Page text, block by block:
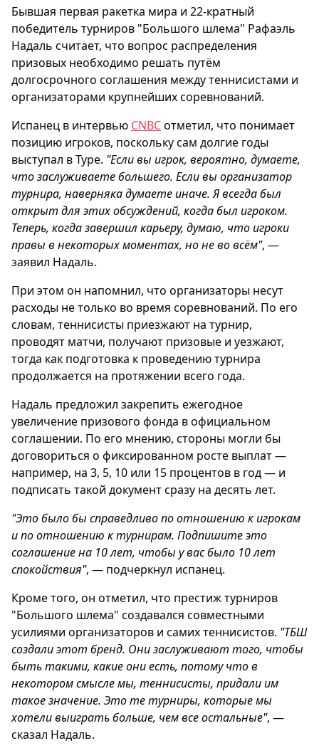
Бывшая первая ракетка мира и 22-кратный
победитель турниров "Большого шлема" Рафаэль
Надаль считает, что вопрос распределения
призовых необходимо решать путём
долгосрочного соглашения между теннисистами и
организаторами крупнейших соревнований.
Испанец в интервью CNBCотметил, что понимает
позицию игроков, поскольку сам долгие годы
выступал в Туре. "Если вы игрок, вероятно, думаете,
что заслуживаете большего. Если вы организатор
турнира, наверняка думаете иначе. Я всегда был
открыт для этих обсуждений, когда был игроком.
Теперь, когда завершил карьеру, думаю, что игроки
правы в некоторых моментах, но не во всём", —
заявил Надаль.
При этом он напомнил, что организаторы несут
расходы не только во время соревнований. По его
словам, теннисисты приезжают на турнир,
проводят матчи, получают призовые и уезжают,
тогда как подготовка к проведению турнира
продолжается на протяжении всего года.
Надаль предложил закрепить ежегодное
увеличение призового фонда в официальном
соглашении. По его мнению, стороны могли бы
договориться о фиксированном росте выплат —
например, на 3, 5, 10 или 15 процентов в год — и
подписать такой документ сразу на десять лет.
"Это было бы справедливо по отношению к игрокам
и по отношению к турнирам. Подпишите это
соглашение на 10 лет, чтобы у вас было 10 лет
спокойствия", — подчеркнул испанец.
Кроме того, он отметил, что престиж турниров
"Большого шлема" создавался совместными
усилиями организаторов и самих теннисистов. "ТБШ
создали этот бренд. Они заслуживают того, чтобы
быть такими, какие они есть, потому что в
некотором смысле мы, теннисисты, придали им
такое значение. Это те турниры, которые мы
хотели выиграть больше, чем все остальные", —
сказал Надаль.